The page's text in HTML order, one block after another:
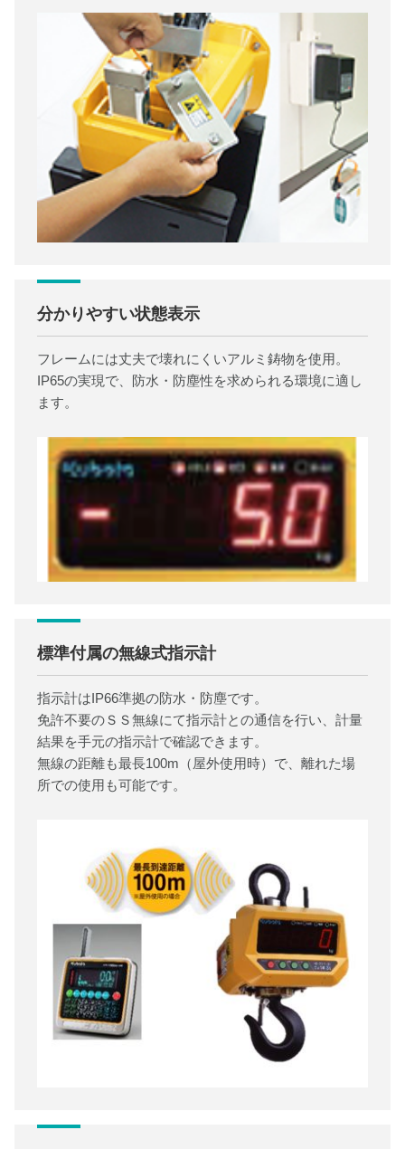
分かりやすい状態表示
フレームには丈夫で壊れにくいアルミ鋳物を使用。
IP65の実現で、防水・防塵性を求められる環境に適し
ます。
標準付属の無線式指示計
指示計はIP66準拠の防水・防塵です。
免許不要のＳＳ無線にて指示計との通信を行い、計量
結果を手元の指示計で確認できます。
無線の距離も最長100m（屋外使用時）で、離れた場
所での使用も可能です。